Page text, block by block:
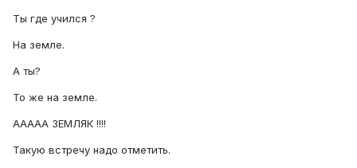
Ты где учился ?
На земле.
А ты?
То же на земле.
ААААА ЗЕМЛЯК !!!!
Такую встречу надо отметить.